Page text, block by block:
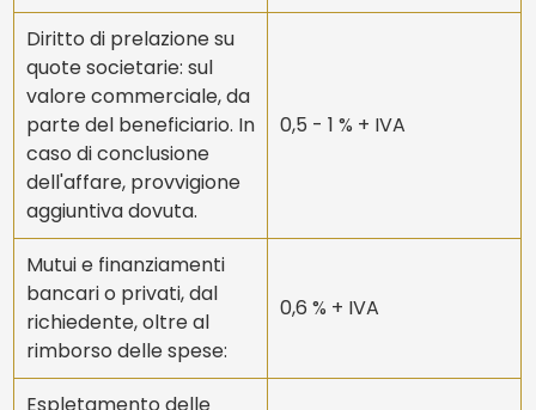
Diritto di prelazione su
quote societarie: sul
valore commerciale, da
parte del beneficiario. In
caso di conclusione
dell'affare, provvigione
aggiuntiva dovuta.
0,5 - 1 % + IVA
Mutui e finanziamenti
bancari o privati, dal
richiedente, oltre al
rimborso delle spese:
0,6 % + IVA
Espletamento delle
Assistenza sanitaria Commercio
Tipologia
Qualsiasi Quote societarie
Azienda Ramo Azienda
Prezzo